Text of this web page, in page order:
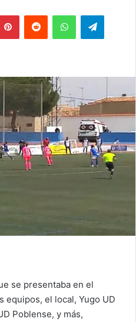
se presentaba en el
equipos, el local, Yugo UD
Poblense, y más,